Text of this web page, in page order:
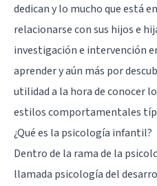
dedican y lo mucho que está
relacionarse con sus hijos e
investigación e intervención
aprender y aún más por
utilidad a la hora de conocer
estilos comportamentales
¿Qué es la psicología infantil?
Dentro de la rama de la
llamada psicología del